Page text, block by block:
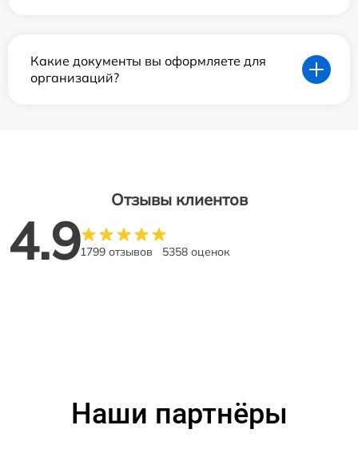
Какие документы вы оформляете для
организаций?
Отзывы клиентов
4.91799 отзывов 5358 оценок
Наши партнёры